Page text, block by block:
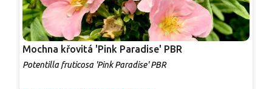
Mochna křovitá 'Pink Paradise' PBR
Potentilla fruticosa 'Pink Paradise' PBR